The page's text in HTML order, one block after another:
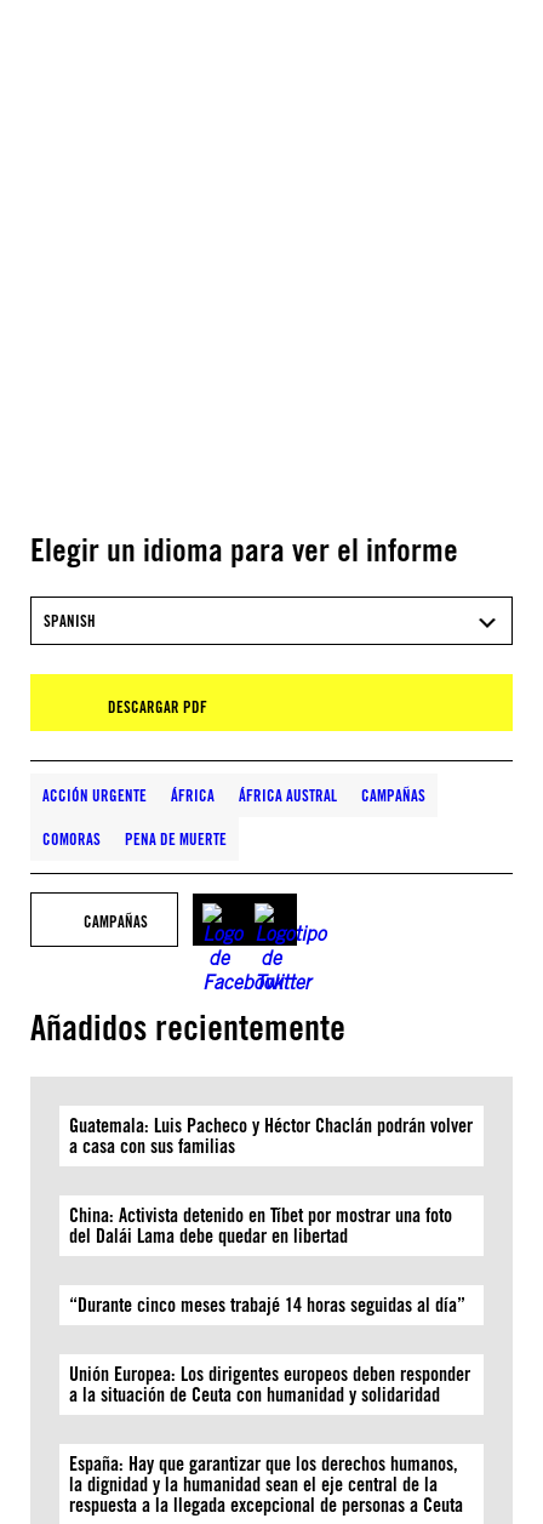
Elegir un idioma para ver el informe
SPANISH
DESCARGAR PDF
ACCIÓN URGENTE ÁFRICA ÁFRICA AUSTRAL CAMPAÑAS
COMORAS PENA DE MUERTE
CAMPAÑAS
Añadidos recientemente
Guatemala: Luis Pacheco y Héctor Chaclán podrán volver
a casa con sus familias
China: Activista detenido en Tíbet por mostrar una foto
del Dalái Lama debe quedar en libertad
“Durante cinco meses trabajé 14 horas seguidas al día”
Unión Europea: Los dirigentes europeos deben responder
a la situación de Ceuta con humanidad y solidaridad
España: Hay que garantizar que los derechos humanos,
la dignidad y la humanidad sean el eje central de la
respuesta a la llegada excepcional de personas a Ceuta